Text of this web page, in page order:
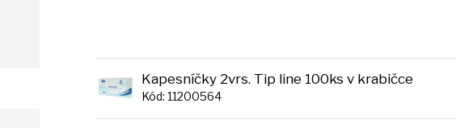
Kapesníčky 2vrs. Tip line 100ks v krabičce
Kód: 11200564